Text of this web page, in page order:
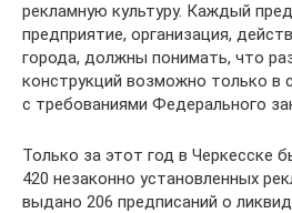
рекламную культуру. Каждый
предприятие, организация,
города, должны понимать, что
конструкций возможно только в
с требованиями Федерального
Только за этот год в Черкесске
420 незаконно установленных
выдано 206 предписаний о